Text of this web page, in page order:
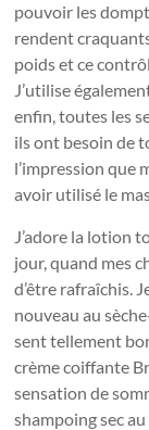
pouvoir les
rendent
poids et ce
J’utilise
enfin, toutes les
ils ont besoin de
l’impression que
avoir utilisé le
J’adore la lotion
jour, quand mes
d’être rafraîchis.
nouveau au
sent tellement
crème coiffante
sensation de
shampoing sec